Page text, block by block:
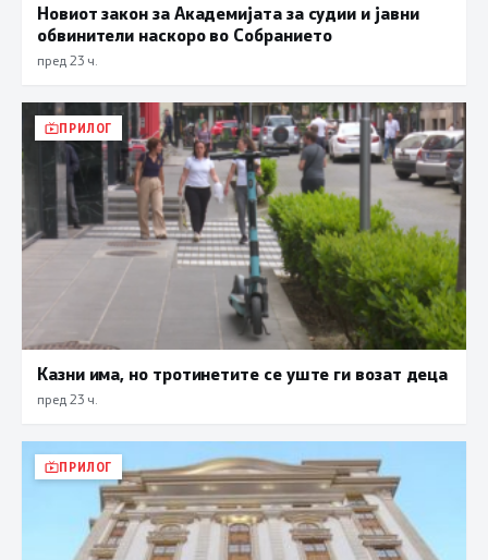
Новиот закон за Академијата за судии и јавни
обвинители наскоро во Собранието
пред 23 ч.
ПРИЛОГ
Казни има, но тротинетите се уште ги возат деца
пред 23 ч.
ПРИЛОГ